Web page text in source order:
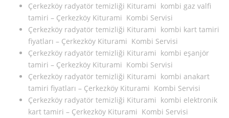
Çerkezköy radyatör temizliği Kiturami kombi gaz valfi
tamiri – Çerkezköy Kiturami Kombi Servisi
Çerkezköy radyatör temizliği Kiturami kombi kart tamiri
fiyatları – Çerkezköy Kiturami Kombi Servisi
Çerkezköy radyatör temizliği Kiturami kombi eşanjör
tamiri – Çerkezköy Kiturami Kombi Servisi
Çerkezköy radyatör temizliği Kiturami kombi anakart
tamiri fiyatları – Çerkezköy Kiturami Kombi Servisi
Çerkezköy radyatör temizliği Kiturami kombi elektronik
kart tamiri – Çerkezköy Kiturami Kombi Servisi